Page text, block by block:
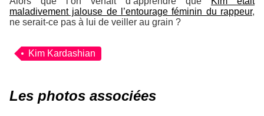
maladivement jalouse de l’entourage féminin du rappeur,
ne serait-ce pas à lui de veiller au grain ?
Kim Kardashian
Les photos associées